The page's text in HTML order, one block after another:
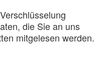
die Sie an uns
mitgelesen werden.